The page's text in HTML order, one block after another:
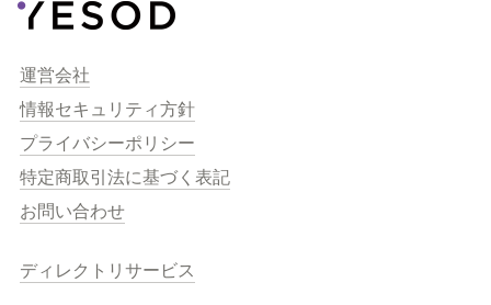
運営会社
情報セキュリティ方針
プライバシーポリシー
特定商取引法に基づく表記
お問い合わせ
ディレクトリサービス